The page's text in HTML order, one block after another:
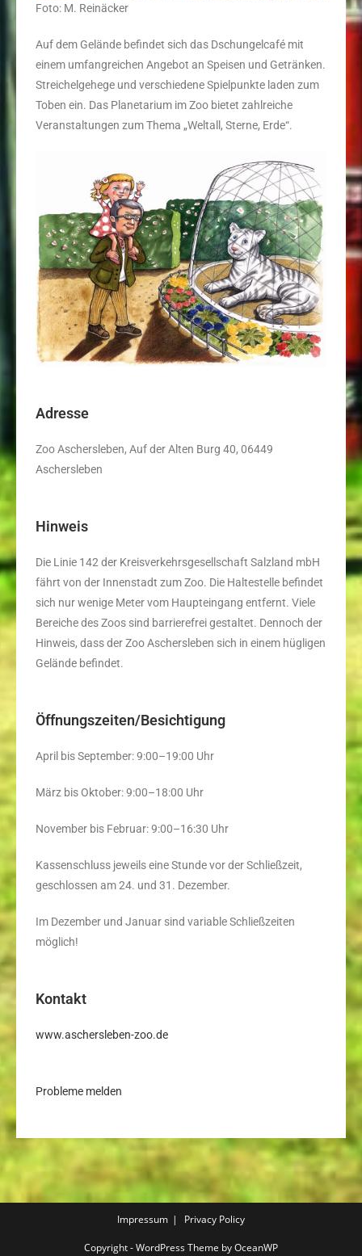
Foto: M. Reinäcker
Auf dem Gelände befindet sich das Dschungelcafé mit
einem umfangreichen Angebot an Speisen und Getränken.
Streichelgehege und verschiedene Spielpunkte laden zum
Toben ein. Das Planetarium im Zoo bietet zahlreiche
Veranstaltungen zum Thema „Weltall, Sterne, Erde“.
Adresse
Zoo Aschersleben, Auf der Alten Burg 40, 06449
Aschersleben
Hinweis
Die Linie 142 der Kreisverkehrsgesellschaft Salzland mbH
fährt von der Innenstadt zum Zoo. Die Haltestelle befindet
sich nur wenige Meter vom Haupteingang entfernt. Viele
Bereiche des Zoos sind barrierefrei gestaltet. Dennoch der
Hinweis, dass der Zoo Aschersleben sich in einem hügligen
Gelände befindet.
Öffnungszeiten/Besichtigung
April bis September: 9:00–19:00 Uhr
März bis Oktober: 9:00–18:00 Uhr
November bis Februar: 9:00–16:30 Uhr
Kassenschluss jeweils eine Stunde vor der Schließzeit,
geschlossen am 24. und 31. Dezember.
Im Dezember und Januar sind variable Schließzeiten
möglich!
Kontakt
www.aschersleben-zoo.de
Probleme melden
Impressum Privacy Policy
Copyright - WordPress Theme by OceanWP